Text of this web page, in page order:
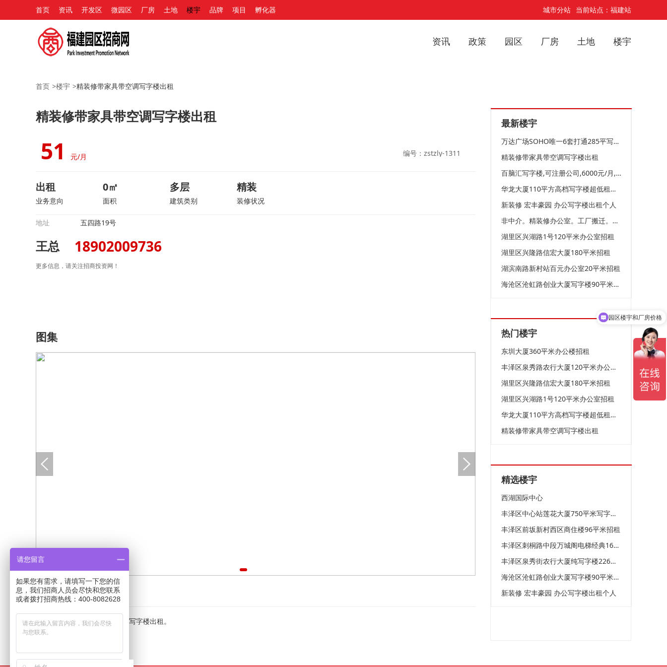
首页 资讯 开发区 微园区 厂房 土地 楼宇 品牌 项目 孵化器 城市分站 当前站点：福建站
资讯 政策 园区 厂房 土地 楼宇
首页 >楼宇 >精装修带家具带空调写字楼出租
精装修带家具带空调写字楼出租
51 元/月 编号：zstzly-1311
出租
业务意向
0㎡
面积
多层
建筑类别
精装
装修状况
地址 五四路19号
王总 18902009736
更多信息，请关注招商投资网！
图集
详情
还有342和512平米精装修写字楼出租。
最新楼宇
万达广场SOHO唯一6套打通285平写字楼出租一一推荐高档装
精装修带家具带空调写字楼出租
百脑汇写字楼,可注册公司,6000元/月,带办公桌
华龙大厦110平方高档写字楼超低租仅租6050元
新装修 宏丰豪园 办公写字楼出租个人
非中介。精装修办公室。工厂搬迁。办公室转让!
湖里区兴湖路1号120平米办公室招租
湖里区兴隆路信宏大厦180平米招租
湖滨南路新村站百元办公室20平米招租
海沧区沧虹路创业大厦写字楼90平米招租
热门楼宇
东圳大厦360平米办公楼招租
丰泽区泉秀路农行大厦120平米办公室招租
湖里区兴隆路信宏大厦180平米招租
湖里区兴湖路1号120平米办公室招租
华龙大厦110平方高档写字楼超低租仅租6050元
精装修带家具带空调写字楼出租
精选楼宇
西湖国际中心
丰泽区中心站莲花大厦750平米写字楼出租
丰泽区前坂新村西区商住楼96平米招租
丰泽区刺桐路中段万城阁电梯经典160平米写字楼招租
丰泽区泉秀街农行大厦纯写字楼226平米招租
海沧区沧虹路创业大厦写字楼90平米招租
新装修 宏丰豪园 办公写字楼出租个人
园区楼宇和厂房价格
请您留言
如果您有需求，请填写一下您的信
息，我们招商人员会尽快和您联系
或者拨打招商热线：400-8082628